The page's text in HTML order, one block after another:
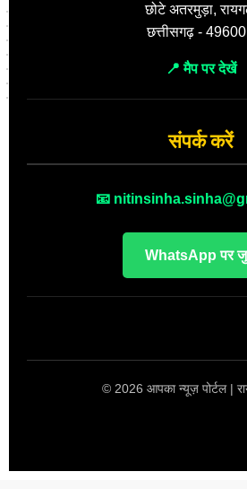
छोटे अतरमुड़ा,
छत्तीसगढ़ -
📍 मैप पर देखें
संपर्क करें
📧
WhatsApp पर
© 2026 आपका न्यूज़ पोर्टल |